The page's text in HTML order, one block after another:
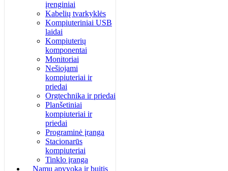
įrenginiai
Kabelių tvarkyklės
Kompiuteriniai USB
laidai
Kompiuterių
komponentai
Monitoriai
Nešiojami
kompiuteriai ir
priedai
Orgtechnika ir priedai
Planšetiniai
kompiuteriai ir
priedai
Programinė įranga
Stacionarūs
kompiuteriai
Tinklo įranga
Namų apyvoka ir buitis